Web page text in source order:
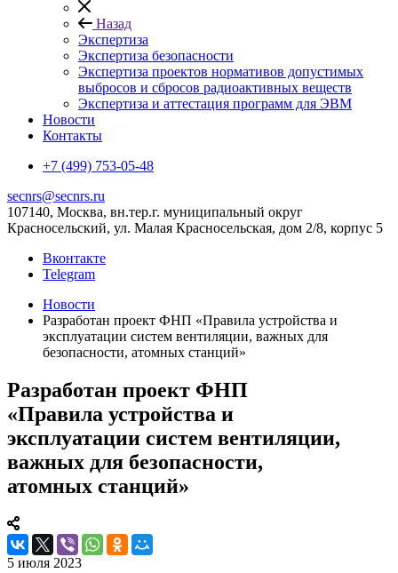
Назад
Экспертиза
Экспертиза безопасности
Экспертиза проектов нормативов допустимых
выбросов и сбросов радиоактивных веществ
Экспертиза и аттестация программ для ЭВМ
Новости
Контакты
+7 (499) 753-05-48
secnrs@secnrs.ru
107140, Москва, вн.тер.г. муниципальный округ
Красносельский, ул. Малая Красносельская, дом 2/8, корпус 5
Вконтакте
Telegram
Новости
Разработан проект ФНП «Правила устройства и
эксплуатации систем вентиляции, важных для
безопасности, атомных станций»
Разработан проект ФНП
«Правила устройства и
эксплуатации систем вентиляции,
важных для безопасности,
атомных станций»
5 июля 2023